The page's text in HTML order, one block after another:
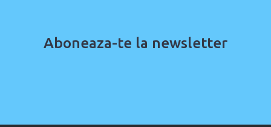
Aboneaza-te la newsletter